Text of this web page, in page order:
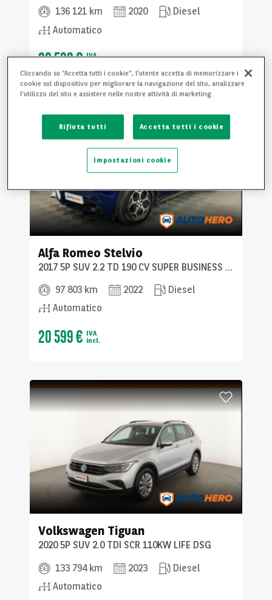
136 121 km
2020
Diesel
Automatico
20 599 € IVA
Alfa Romeo Stelvio
2017 5P SUV 2.2 TD 190 CV SUPER BUSINESS AT8 Q4
97 803 km
2022
Diesel
Automatico
20 599 € IVA
incl.
Volkswagen Tiguan
2020 5P SUV 2.0 TDI SCR 110KW LIFE DSG
133 794 km
2023
Diesel
Automatico
Cliccando su “Accetta tutti i cookie”, l'utente accetta di memorizzare i
cookie sul dispositivo per migliorare la navigazione del sito, analizzare
l'utilizzo del sito e assistere nelle nostre attività di marketing.
Rifiuta tutti Accetta tutti i cookie
Impostazioni cookie